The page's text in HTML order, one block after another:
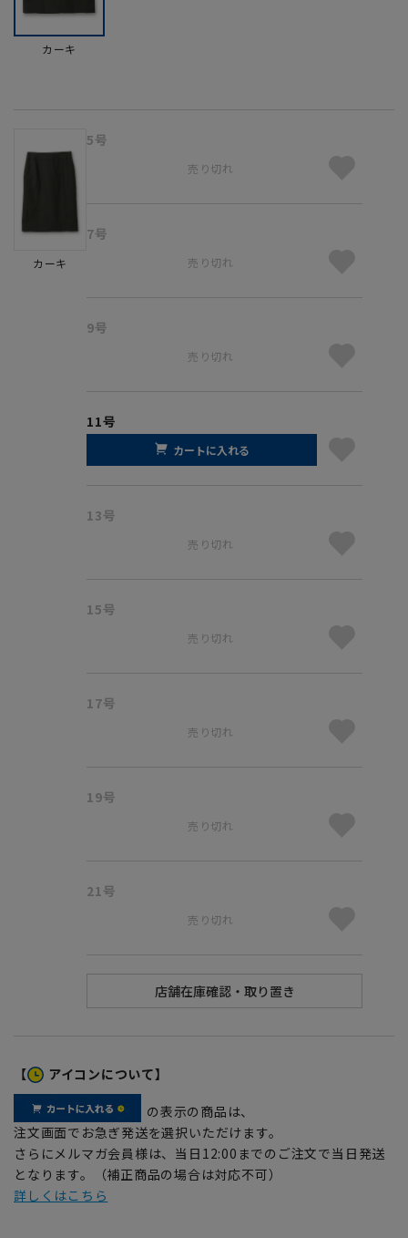
カーキ
カーキ
5号
売り切れ
7号
売り切れ
9号
売り切れ
11号
カートに入れる
13号
売り切れ
15号
売り切れ
17号
売り切れ
19号
売り切れ
21号
売り切れ
【 アイコンについて】
の表示の商品は、
注文画面でお急ぎ発送を選択いただけます。
さらにメルマガ会員様は、当日12:00までのご注文で当日発送
となります。（補正商品の場合は対応不可）
詳しくはこちら